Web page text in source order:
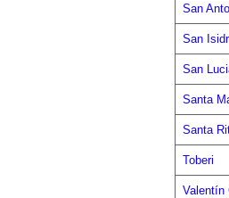
San
San
San
Santa
Santa
Toberi
Valentín